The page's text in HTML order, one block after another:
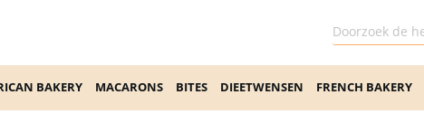
BAKERY MACARONS BITES DIEETWENSEN FRENCH BAKERY